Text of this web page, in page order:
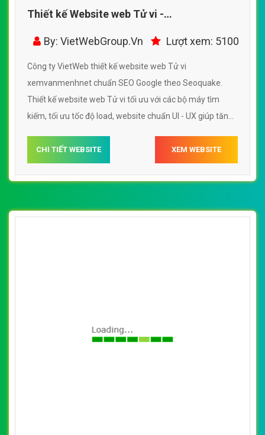
Thiết kế Website web Tử vi -
xemvanmenhnet
By: VietWebGroup.Vn Lượt xem: 5100
Công ty VietWeb thiết kế website web Tử vi
xemvanmenhnet chuẩn SEO Google theo Seoquake.
Thiết kế website web Tử vi tối ưu với các bộ máy tìm
kiếm, tối ưu tốc độ load, website chuẩn UI - UX giúp tăng
xemvanmenhnet
CHI TIẾT WEBSITE XEM WEBSITE